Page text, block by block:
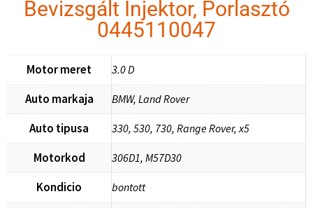
Bevizsgált Injektor, Porlasztó
0445110047
Motor meret 3.0 D
Auto markaja BMW, Land Rover
Auto tipusa 330, 530, 730, Range Rover, x5
Motorkod 306D1, M57D30
Kondicio bontott